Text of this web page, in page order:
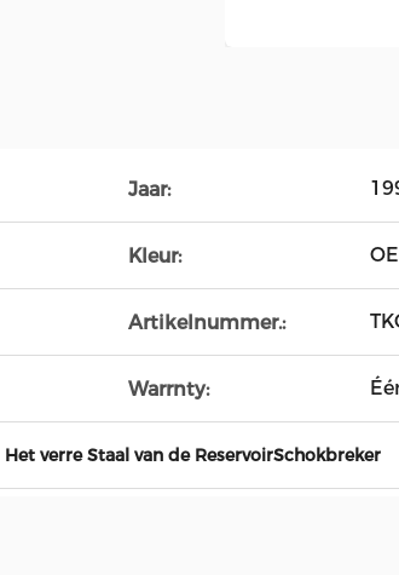
Jaar:
Kleur:
Artikelnummer.:
Warrnty:
Het verre Staal van de ReservoirSchokbreker